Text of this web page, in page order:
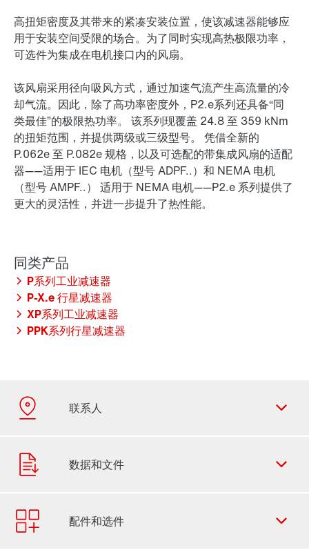
高扭矩密度及其带来的紧凑安装位置，使该减速器能够应
用于安装空间受限的场合。为了同时实现高热极限功率，
可选件为集成在电机接口内的风扇。
该风扇采用径向吸风方式，通过加速气流产生高流量的冷
却气流。因此，除了高功率密度外，P2.e系列还具备“同
类最佳”的极限热功率。 该系列现覆盖 24.8 至 359 kNm
的扭矩范围，并提供两级或三级型号。 凭借全新的
P.062e 至 P.082e 规格，以及可选配的带集成风扇的适配
器——适用于 IEC 电机（型号 ADPF..）和 NEMA 电机
（型号 AMPF..） 适用于 NEMA 电机——P2.e 系列提供了
更大的灵活性，并进一步提升了热性能。
P系列工业减速器
P-X.e 行星减速器
XP系列工业减速器
PPK系列行星减速器